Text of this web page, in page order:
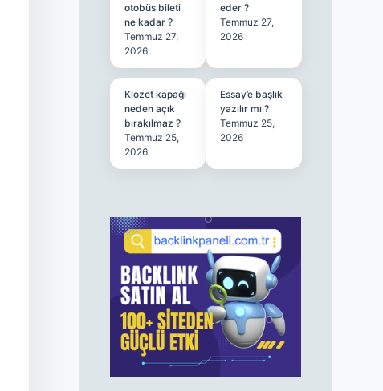
otobüs bileti
ne kadar ?
Temmuz 27,
2026
eder ?
Temmuz 27,
2026
Klozet kapağı
neden açık
bırakılmaz ?
Temmuz 25,
2026
Essay’e başlık
yazılır mı ?
Temmuz 25,
2026